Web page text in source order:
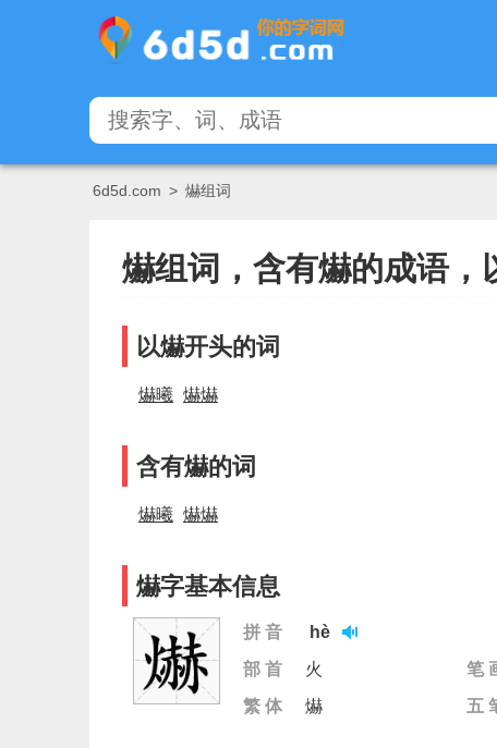
6d5d.com > 爀组词
爀组词，含有爀的成语，
以爀开头的词
爀曦 爀爀
含有爀的词
爀曦 爀爀
爀字基本信息
拼 音
hè
部 首
火 笔
繁 体
爀 五